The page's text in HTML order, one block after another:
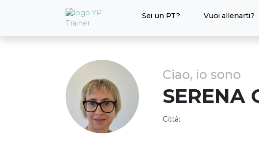
Sei un PT? Vuoi allenarti?
Ciao, io sono
SERENA
Città: